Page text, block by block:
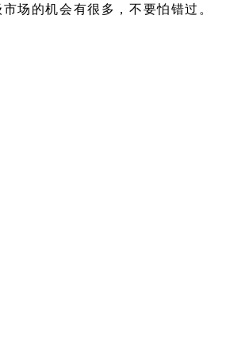
场的机会有很多，不要怕错过。